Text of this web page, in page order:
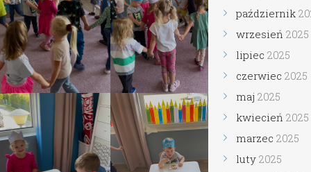
październik 2025
wrzesień
2025
lipiec2025
czerwiec
2025
maj2025
kwiecień
2025
marzec
2025
luty2025